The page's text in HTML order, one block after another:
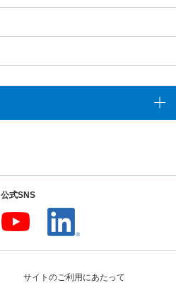
公式SNS
サイトのご利用にあたって